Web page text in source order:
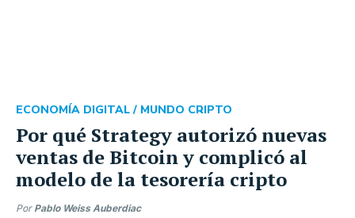
Por qué Strategy autorizó nuevas
ventas de Bitcoin y complicó al
modelo de la tesorería cripto
ECONOMÍA DIGITAL / MUNDO CRIPTO
Por Pablo Weiss Auberdiac